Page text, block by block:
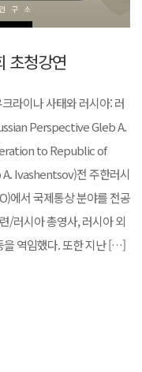
초청강연
라이나 사태와 러시아: 러
Perspective Gleb A.
to Republic of
Ivashentsov)전 주한러시
에서 국제통상 분야를 전공
/러시아 총영사, 러시아 외
을 역임했다. 또한 지난 […]